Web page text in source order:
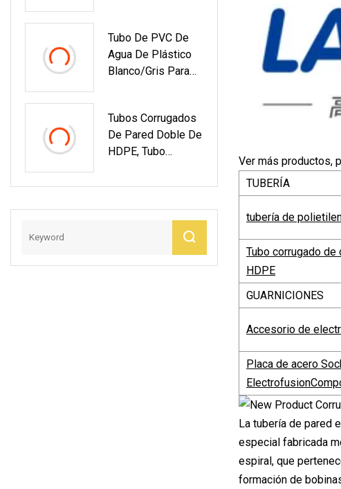
Tubo De PVC De
Agua De Plástico
Blanco/gris Para
Ego/drenaje
Tubos Corrugados
De Pared Doble De
HDPE, Tubo
Mm Y 160 Mm En
Ver más productos,
TUBERÍA
tubería de
Tubo corrugado
HDPE
GUARNICIONES
Accesorio de
Placa de acero
La tubería de pared
especial fabricada
espiral, que
formación de